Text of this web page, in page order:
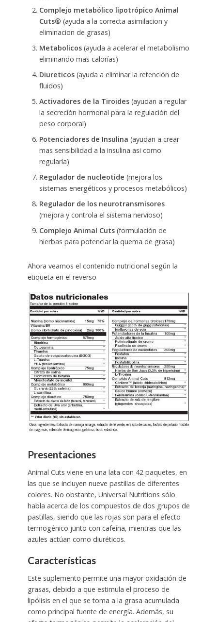
Complejo metabólico lipotrópico Animal
Cuts® (ayuda a la correcta asimilacion y
eliminacion de grasas)
Metabolicos(ayuda a acelerar el metabolismo
eliminando mas calorías)
Diureticos(ayuda a eliminar la retención de
fluidos)
Activadores de la Tiroides(ayudan a regular
la secreción hormonal para la regulación del
peso corporal)
Potenciadores de Insulina (ayudan a crear
mas sensibilidad a la insulina asi como
regularla)
Regulador de nucleotide (mejora los
sistemas energéticos y procesos metabólicos)
Regulador de los neurotransmisores
(mejora y controla el sistema nervioso)
Complejo Animal Cuts(formulación de
hierbas para potenciar la quema de grasa)
Ahora veamos el contenido nutricional según la
etiqueta en el reverso
Presentaciones
Animal Cuts viene en una lata con 42 paquetes, en
las que se incluyen nueve pastillas de diferentes
colores. No obstante, Universal Nutritions sólo
habla acerca de los compuestos de dos grupos de
pastillas, siendo que las rojas son para el efecto
termogénico junto con cafeína, mientras que las
azules actúan como diuréticos.
Características
Este suplemento permite una mayor oxidación de
grasas, debido a que estimula el proceso de
lipólisis en el que se toma a la grasa acumulada
como principal fuente de energía. Además, su